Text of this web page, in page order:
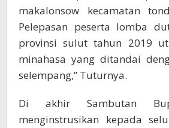
makalonsow kecamatan
Pelepasan peserta lomba
provinsi sulut tahun 2019
minahasa yang ditandai
selempang,” Tuturnya.
Di akhir Sambutan
menginstrusikan kepada